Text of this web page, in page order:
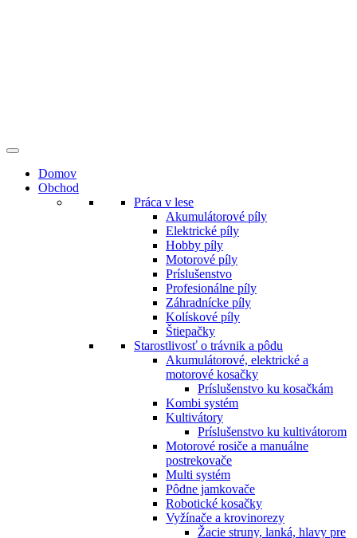
Domov
Obchod
Práca v lese
Akumulátorové píly
Elektrické píly
Hobby píly
Motorové píly
Príslušenstvo
Profesionálne píly
Záhradnícke píly
Kolískové píly
Štiepačky
Starostlivosť o trávnik a pôdu
Akumulátorové, elektrické a
motorové kosačky
Príslušenstvo ku kosačkám
Kombi systém
Kultivátory
Príslušenstvo ku kultivátorom
Motorové rosiče a manuálne
postrekovače
Multi systém
Pôdne jamkovače
Robotické kosačky
Vyžínače a krovinorezy
Žacie struny, lanká, hlavy pre